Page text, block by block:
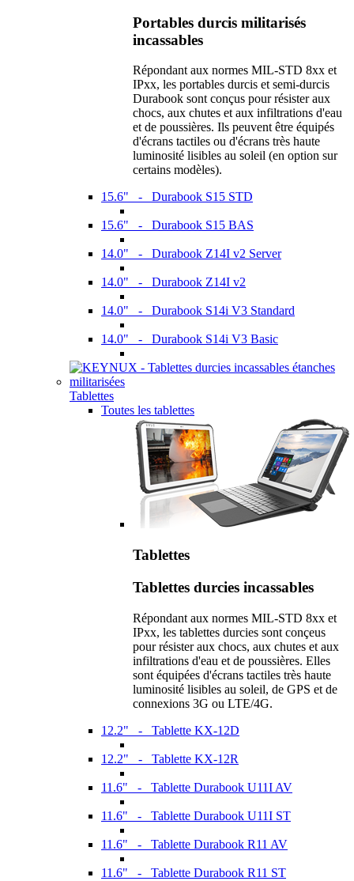
Portables durcis militarisés
incassables
Répondant aux normes MIL-STD 8xx et
IPxx, les portables durcis et semi-durcis
Durabook sont conçus pour résister aux
chocs, aux chutes et aux infiltrations d'eau
et de poussières. Ils peuvent être équipés
d'écrans tactiles ou d'écrans très haute
luminosité lisibles au soleil (en option sur
certains modèles).
15.6" - Durabook S15 STD
15.6" - Durabook S15 BAS
14.0" - Durabook Z14I v2 Server
14.0" - Durabook Z14I v2
14.0" - Durabook S14i V3 Standard
14.0" - Durabook S14i V3 Basic
Tablettes
Toutes les tablettes
Tablettes
Tablettes durcies incassables
Répondant aux normes MIL-STD 8xx et
IPxx, les tablettes durcies sont conçeus
pour résister aux chocs, aux chutes et aux
infiltrations d'eau et de poussières. Elles
sont équipées d'écrans tactiles très haute
luminosité lisibles au soleil, de GPS et de
connexions 3G ou LTE/4G.
12.2" - Tablette KX-12D
12.2" - Tablette KX-12R
11.6" - Tablette Durabook U11I AV
11.6" - Tablette Durabook U11I ST
11.6" - Tablette Durabook R11 AV
11.6" - Tablette Durabook R11 ST